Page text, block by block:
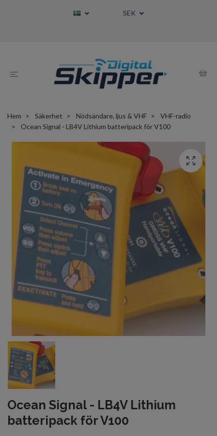
SEK
Hem Säkerhet Nödsändare, ljus & VHF
VHF-radio
Ocean Signal - LB4V Lithium batteripack för V100
Ocean Signal - LB4V Lithium
batteripack för V100